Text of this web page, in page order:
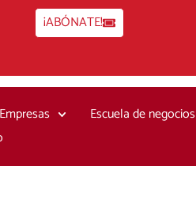
¡ABÓNATE!
Empresas
Escuela de negocios